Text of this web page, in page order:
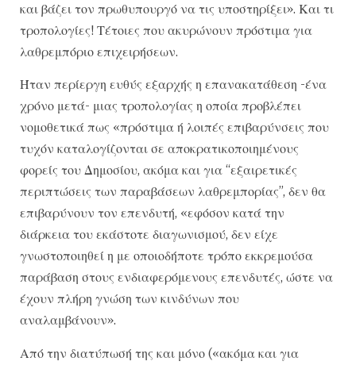
και βάζει τον πρωθυπουργό να τις υποστηρίξει». Και τι
τροπολογίες! Τέτοιες που ακυρώνουν πρόστιμα για
λαθρεμπόριο επιχειρήσεων.
Ήταν περίεργη ευθύς εξαρχής η επανακατάθεση -ένα
χρόνο μετά- μιας τροπολογίας η οποία προβλέπει
νομοθετικά πως «πρόστιμα ή λοιπές επιβαρύνσεις που
τυχόν καταλογίζονται σε αποκρατικοποιημένους
φορείς του Δημοσίου, ακόμα και για “εξαιρετικές
περιπτώσεις των παραβάσεων λαθρεμπορίας”, δεν θα
επιβαρύνουν τον επενδυτή, «εφόσον κατά την
διάρκεια του εκάστοτε διαγωνισμού, δεν είχε
γνωστοποιηθεί η με οποιοδήποτε τρόπο εκκρεμούσα
παράβαση στους ενδιαφερόμενους επενδυτές, ώστε να
έχουν πλήρη γνώση των κινδύνων που
αναλαμβάνουν».
Από την διατύπωσή της και μόνο («ακόμα και για